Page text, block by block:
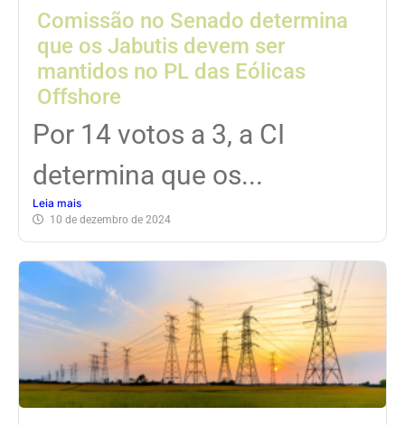
Comissão no Senado determina
que os Jabutis devem ser
mantidos no PL das Eólicas
Offshore
Por 14 votos a 3, a CI
determina que os...
Leia mais
10 de dezembro de 2024